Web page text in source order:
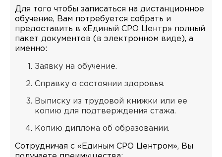
Для того чтобы записаться на дистанционное
обучение, Вам потребуется собрать и
предоставить в «Единый СРО Центр» полный
пакет документов (в электронном виде), а
именно:
Заявку на обучение.
Справку о состоянии здоровья.
Выписку из трудовой книжки или ее
копию для подтверждения стажа.
Копию диплома об образовании.
Сотрудничая с «Единым СРО Центром», Вы